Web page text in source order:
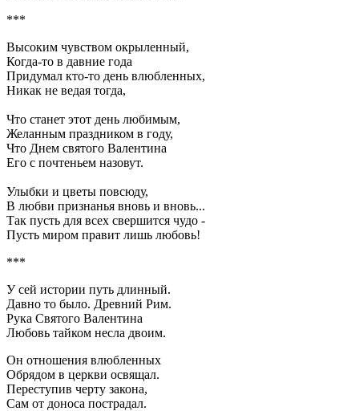
***
Высоким чувством окрыленный,
Когда-то в давние года
Придумал кто-то день влюбленных,
Никак не ведая тогда,
Что станет этот день любимым,
Желанным праздником в году,
Что Днем святого Валентина
Его с почтеньем назовут.
Улыбки и цветы повсюду,
В любви признанья вновь и вновь...
Так пусть для всех свершится чудо -
Пусть миром правит лишь любовь!
***
У сей истории путь длинный.
Давно то было. Древний Рим.
Рука Святого Валентина
Любовь тайком несла двоим.
Он отношения влюбленных
Обрядом в церкви освящал.
Переступив черту закона,
Сам от доноса пострадал.